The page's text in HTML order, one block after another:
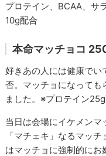
プロテイン、BCAA、サ
10g配合
本命マッチョコ
好きあの人には健康でい
否。マッチョになっても
ました。※プロテイン
当日は会場にイケメンマ
「マチェキ」なるマッ
はマッチョに強制的に